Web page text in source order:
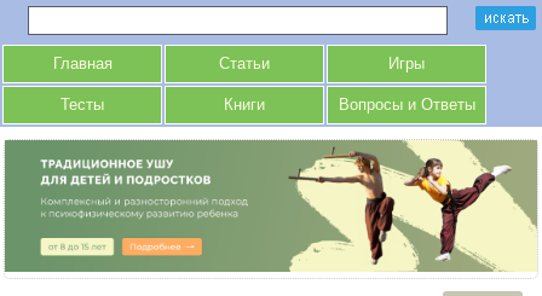
Главная Статьи Игры
Тесты Книги Вопросы и Ответы